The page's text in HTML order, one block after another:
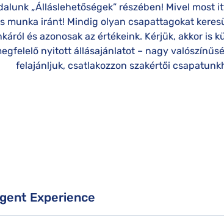
SunExpress kártérítés
Smartwings kártérítés
„Álláslehetőségek” részében! Mivel most
munka iránt! Mindig olyan csapattagokat
és azonosak az értékeink. Kérjük, akkor is
nyitott állásajánlatot – nagy
felajánljuk, csatlakozzon szakértői
Experience